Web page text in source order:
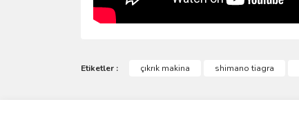
Görüş ve önerileriniz için teşekkür ederiz.
Etiketler : çıkrık makina shimano tiagra